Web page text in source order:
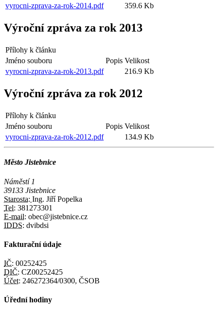
vyrocni-zprava-za-rok-2014.pdf
359.6 Kb
Výroční zpráva za rok 2013
Přílohy k článku
Jméno souboru
Popis Velikost
vyrocni-zprava-za-rok-2013.pdf
216.9 Kb
Výroční zpráva za rok 2012
Přílohy k článku
Jméno souboru
Popis Velikost
vyrocni-zprava-za-rok-2012.pdf
134.9 Kb
Město Jistebnice
Náměstí 1
39133 Jistebnice
Starosta: Ing. Jiří Popelka
Tel: 381273301
E-mail: obec@jistebnice.cz
IDDS: dvibdsi
Fakturační údaje
IČ: 00252425
DIČ: CZ00252425
Účet: 246272364/0300, ČSOB
Úřední hodiny